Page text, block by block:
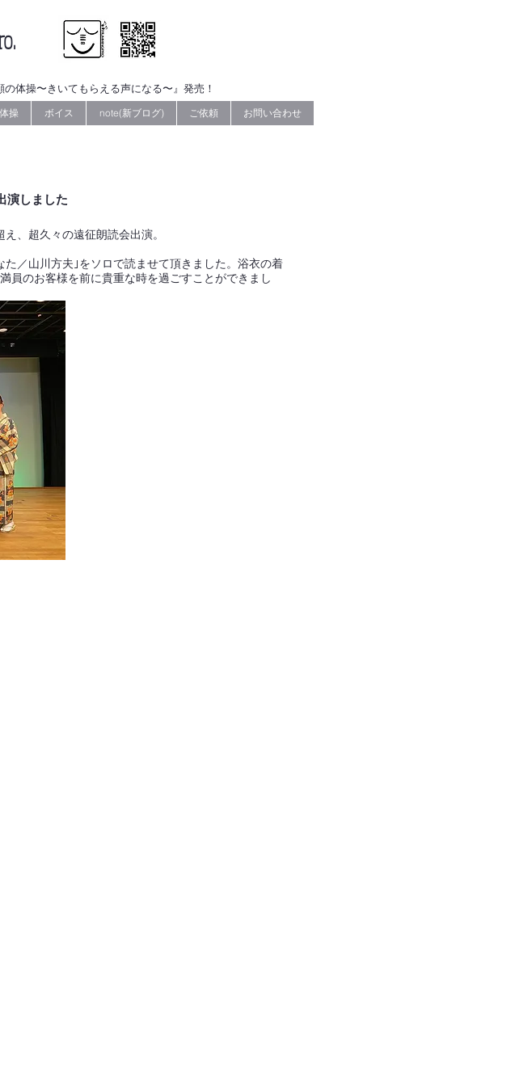
体操〜きいてもらえる声になる〜』発売！
操 ボイス note(新ブログ) ご依頼 お問い合わせ
演しました
え、超久々の遠征朗読会出演。
／山川方夫｣をソロで読ませて頂きました。浴衣の着
員のお客様を前に貴重な時を過ごすことができまし